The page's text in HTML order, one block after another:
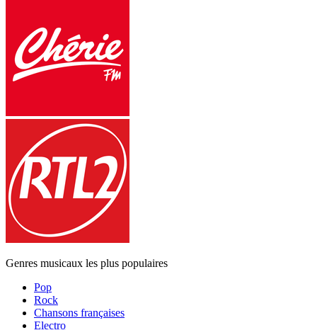
Genres musicaux les plus populaires
Pop
Rock
Chansons françaises
Electro